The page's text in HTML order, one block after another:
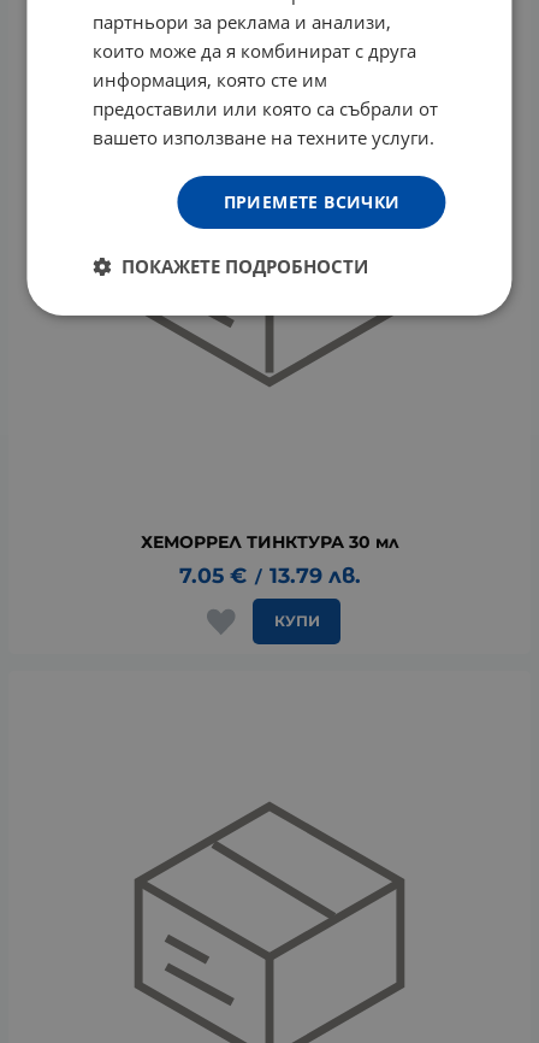
ХЕМОРРЕЛ ТИНКТУРА 30 мл
7.05 € / 13.79 лв.
КУПИ
партньори за реклама и анализи,
които може да я комбинират с друга
информация, която сте им
предоставили или която са събрали от
вашето използване на техните услуги.
ПРИЕМЕТЕ ВСИЧКИ
ПОКАЖЕТЕ ПОДРОБНОСТИ